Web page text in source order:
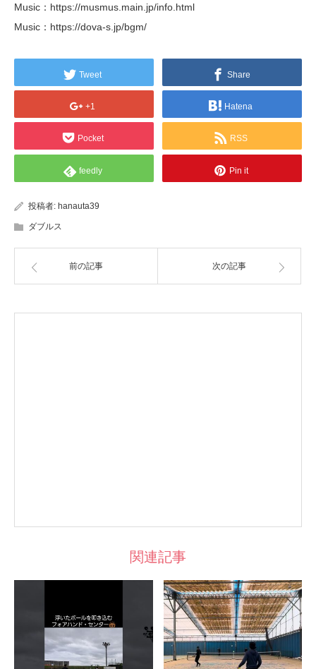
Music：https://musmus.main.jp/info.html
Music：https://dova-s.jp/bgm/
Tweet Share
+1 Hatena
Pocket RSS
feedly Pin it
投稿者: hanauta39
ダブルス
前の記事 次の記事
関連記事